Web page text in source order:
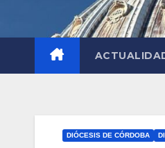
DIÓCESIS DE CÓRDOBA